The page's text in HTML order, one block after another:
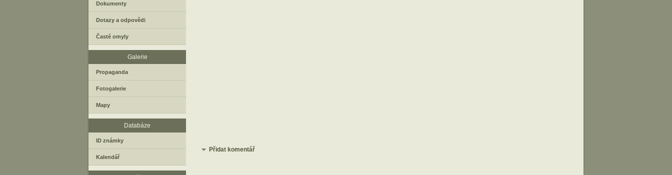
Přidat komentář
Dokumenty
Dotazy a odpovědi
Časté omyly
Galerie
Propaganda
Fotogalerie
Mapy
Databáze
ID známky
Kalendář